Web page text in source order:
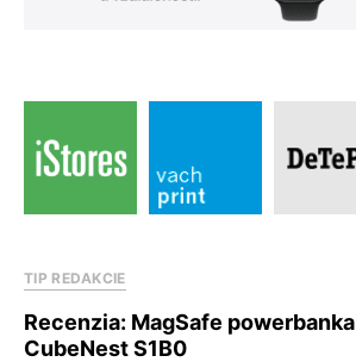
TIP REDAKCIE
Recenzia: MagSafe powerbanka
CubeNest S1B0